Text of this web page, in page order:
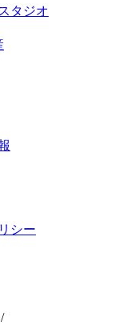
タジオ
シー
/